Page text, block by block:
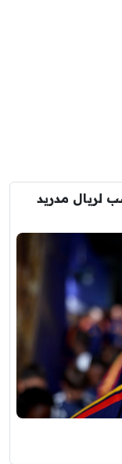
لريال مدريد